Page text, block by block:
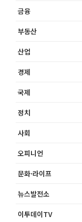
금융
부동산
산업
경제
국제
정치
사회
오피니언
문화·라이프
뉴스발전소
이투데이TV